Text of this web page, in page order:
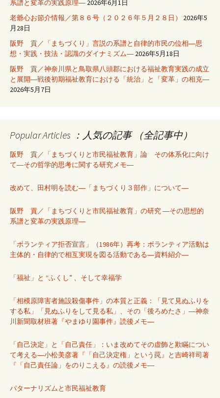
系譜と変革の実践原理― 2026年6月1日
老爺心お節介情報／第８６号（２０２６年５月２８日）
2026年5
月28日
阪野 貢／「まちづくり」言説の系譜と自律的市民の位相―思
想・実践・技法・認識のダイナミズム― 2026年5月18日
阪野 貢／神奈川県と鳥取県八頭郡における福祉教育実践の成立
と展開―戦後初期福祉教育における「統治」と「変革」の相克―
2026年5月7日
Popular Articles ：人気の記事 （全記事中）
阪野 貢／「まちづくりと市民福祉教育」論 その体系化に向け
て―その哲学的思考に関する研究メモ―
改めて、田村明を読む―「まちづくり３部作」について―
阪野 貢／「まちづくりと市民福祉教育」の研究 ―その思想的
系譜と変革の実践原理―
「ボランティア拒否宣言」（1986年）再考：ボランティア活動は
主体的・自律的で相互実現を図る活動である―資料紹介―
「福祉」と “ふくし” 、そして幸福学
「相模原障害者施設殺傷事件」の本質と正義：「見て見ぬふりを
する私」「見ぬふりをして見る私」、その「後ろめたさ」―神奈
川新聞取材班著『やまゆり園事件』読後メモ―
「自己決定」と「自己責任」：いま改めてその虚飾と欺瞞につい
て考える―小松美彦著『「自己決定権」という罠』と吉崎祥司著
『「自己責任論」をのりこえる』の読後メモ―
パターナリズムと市民福祉教育